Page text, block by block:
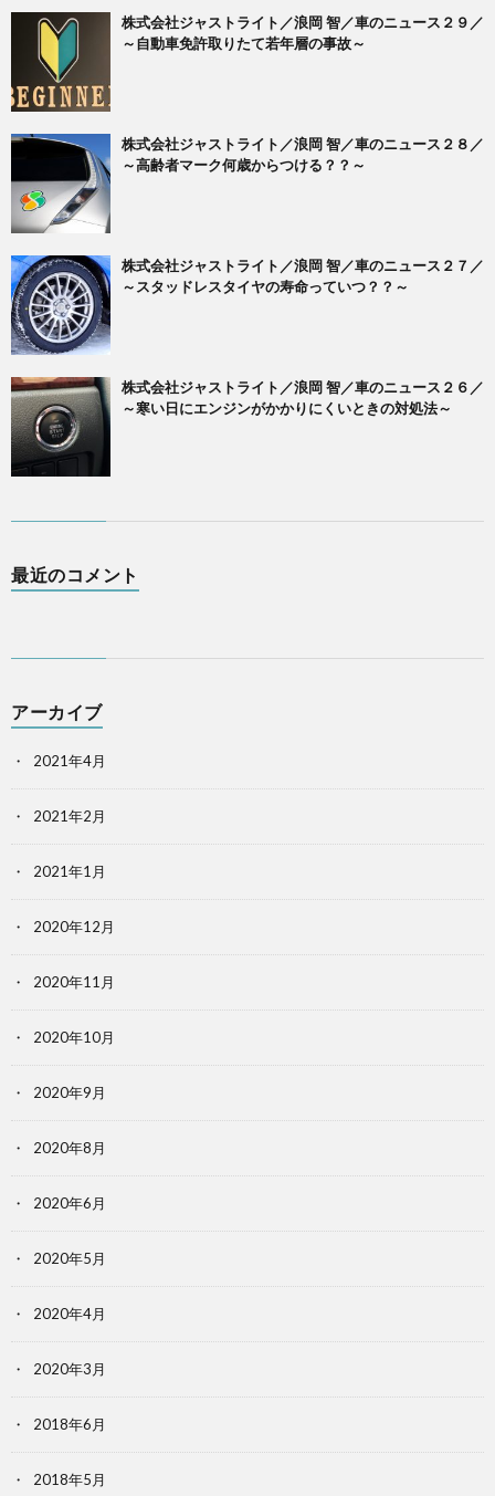
株式会社ジャストライト／浪岡 智／車のニュース２９／
～自動車免許取りたて若年層の事故～
株式会社ジャストライト／浪岡 智／車のニュース２８／
～高齢者マーク何歳からつける？？～
株式会社ジャストライト／浪岡 智／車のニュース２７／
～スタッドレスタイヤの寿命っていつ？？～
株式会社ジャストライト／浪岡 智／車のニュース２６／
～寒い日にエンジンがかかりにくいときの対処法～
最近のコメント
アーカイブ
2021年4月
2021年2月
2021年1月
2020年12月
2020年11月
2020年10月
2020年9月
2020年8月
2020年6月
2020年5月
2020年4月
2020年3月
2018年6月
2018年5月